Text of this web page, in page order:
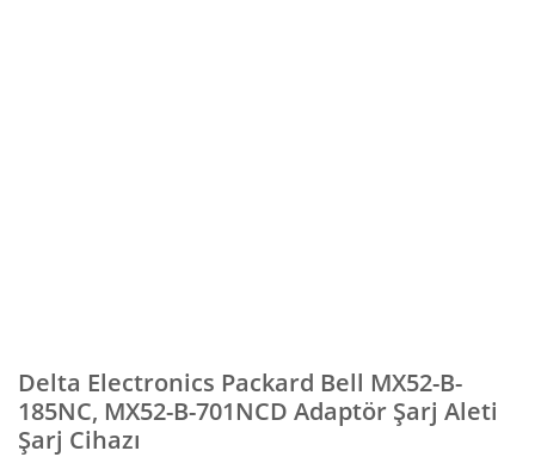
Delta Electronics Packard Bell MX52-B-
185NC, MX52-B-701NCD Adaptör Şarj Aleti
Şarj Cihazı